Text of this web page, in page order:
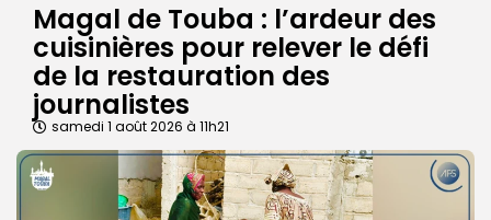
Magal de Touba : l’ardeur des
cuisinières pour relever le défi
de la restauration des
journalistes
samedi 1 août 2026 à 11h21